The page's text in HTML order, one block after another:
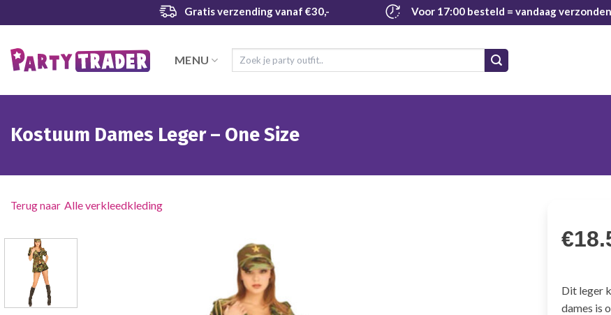
naar
Gratis verzendingvanaf €30,- Voor 17:00 besteld = vandaag verzonden
MENU
Zoeken
Kostuum Dames Leger – One Size
Alle verkleedkleding
€
Dit leger
dames is